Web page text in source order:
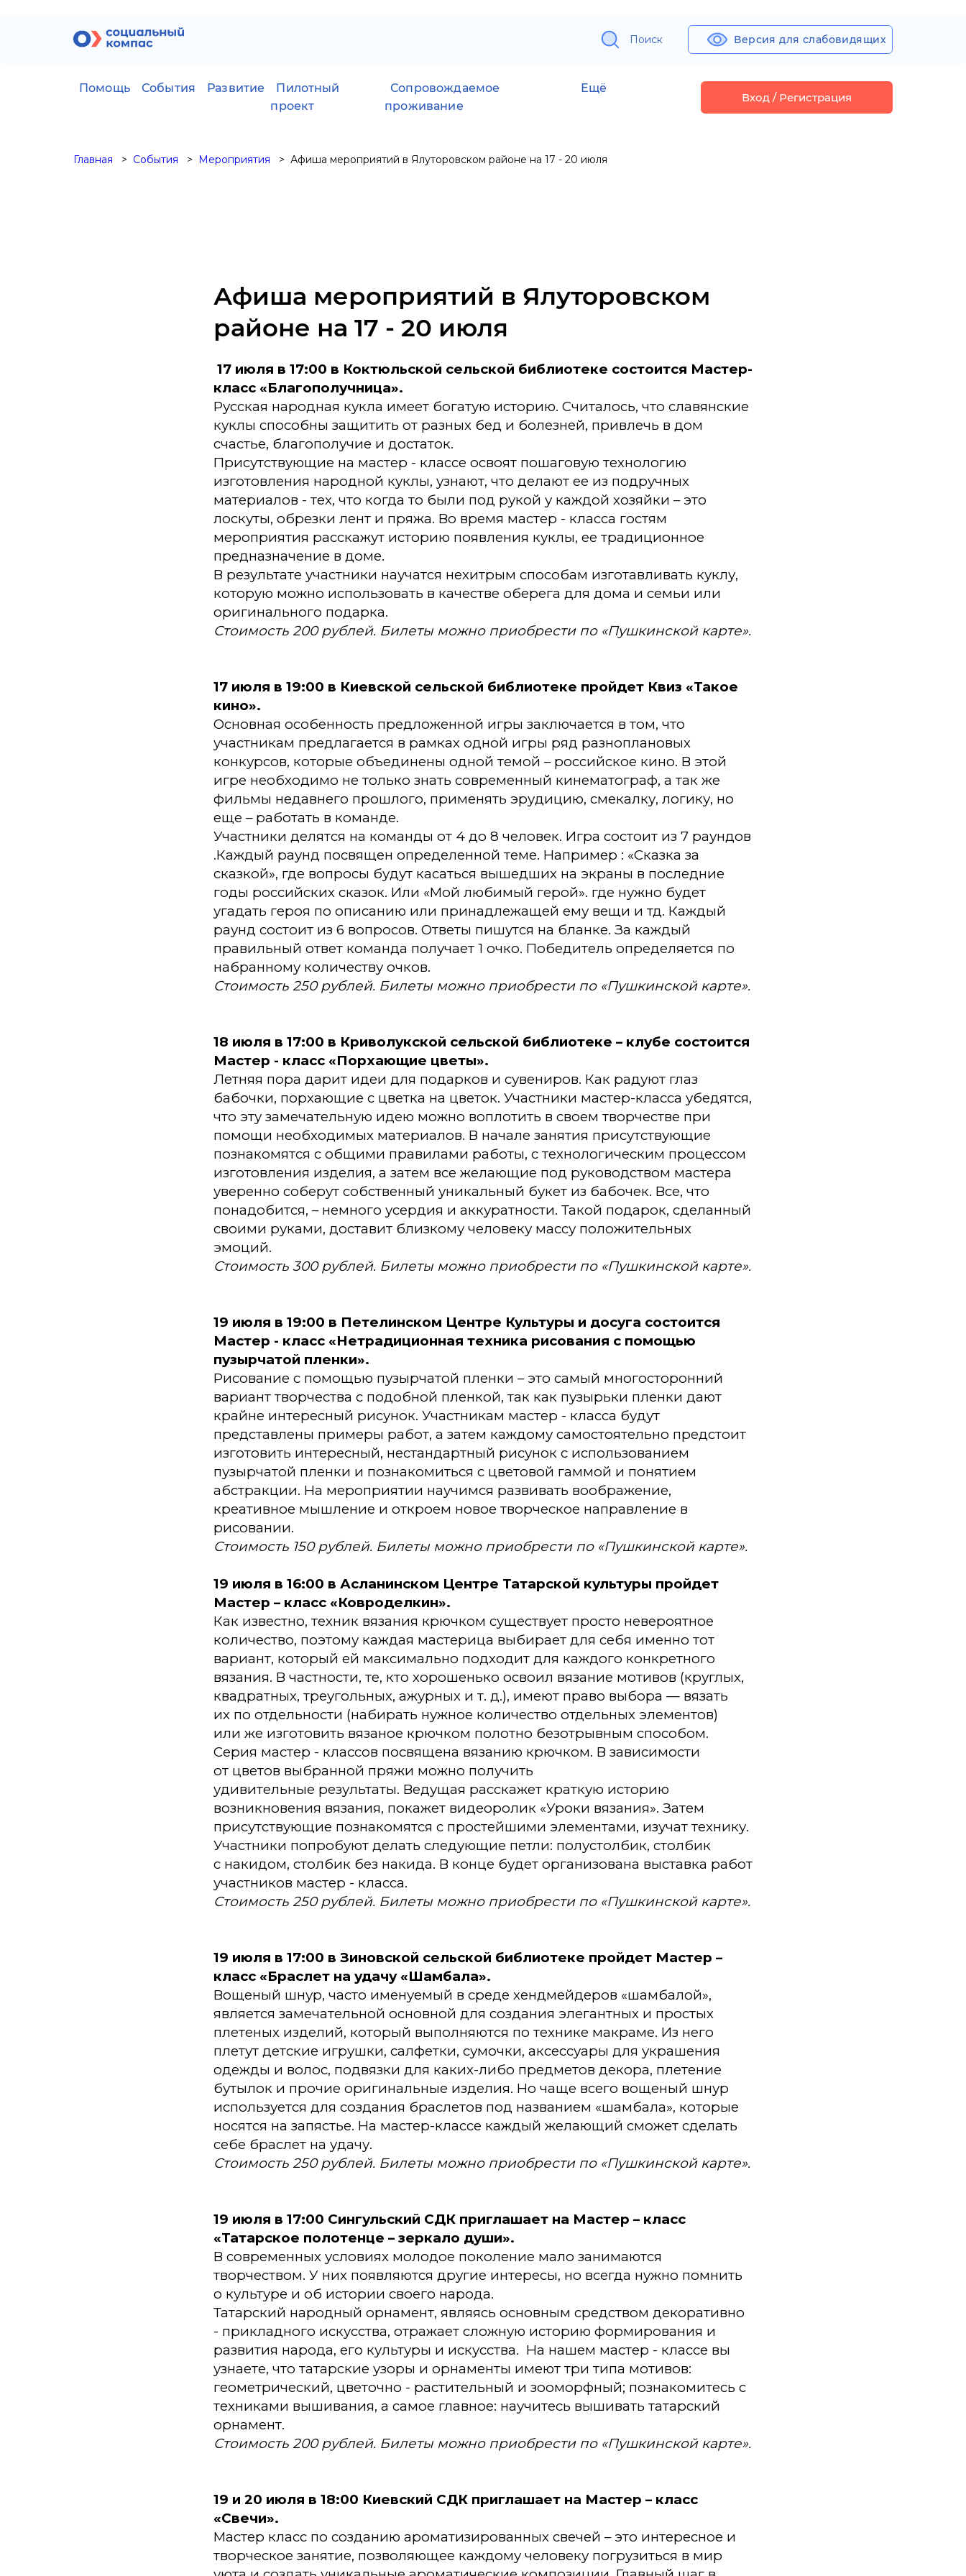
Поиск Версия для слабовидящих
Помощь События Развитие
Пилотный
проект
Сопровождаемое
проживание
Ещё
Вход / Регистрация
Главная События Мероприятия Афиша мероприятий в Ялуторовском районе на 17 - 20 июля
Афиша мероприятий в Ялуторовском
районе на 17 - 20 июля
17 июля в 17:00 в Коктюльской сельской библиотеке состоится Мастер-
класс «Благополучница».
Русская народная кукла имеет богатую историю. Считалось, что славянские
куклы способны защитить от разных бед и болезней, привлечь в дом
счастье, благополучие и достаток.
Присутствующие на мастер - классе освоят пошаговую технологию
изготовления народной куклы, узнают, что делают ее из подручных
материалов - тех, что когда то были под рукой у каждой хозяйки – это
лоскуты, обрезки лент и пряжа. Во время мастер - класса гостям
мероприятия расскажут историю появления куклы, ее традиционное
предназначение в доме.
В результате участники научатся нехитрым способам изготавливать куклу,
которую можно использовать в качестве оберега для дома и семьи или
оригинального подарка.
Стоимость 200 рублей. Билеты можно приобрести по «Пушкинской карте».
17 июля в 19:00 в Киевской сельской библиотеке пройдет Квиз «Такое
кино».
Основная особенность предложенной игры заключается в том, что
участникам предлагается в рамках одной игры ряд разноплановых
конкурсов, которые объединены одной темой – российское кино. В этой
игре необходимо не только знать современный кинематограф, а так же
фильмы недавнего прошлого, применять эрудицию, смекалку, логику, но
еще – работать в команде.
Участники делятся на команды от 4 до 8 человек. Игра состоит из 7 раундов
.Каждый раунд посвящен определенной теме. Например : «Сказка за
сказкой», где вопросы будут касаться вышедших на экраны в последние
годы российских сказок. Или «Мой любимый герой». где нужно будет
угадать героя по описанию или принадлежащей ему вещи и тд. Каждый
раунд состоит из 6 вопросов. Ответы пишутся на бланке. За каждый
правильный ответ команда получает 1 очко. Победитель определяется по
набранному количеству очков.
Стоимость 250 рублей. Билеты можно приобрести по «Пушкинской карте».
18 июля в 17:00 в Криволукской сельской библиотеке – клубе состоится
Мастер - класс «Порхающие цветы».
Летняя пора дарит идеи для подарков и сувениров. Как радуют глаз
бабочки, порхающие с цветка на цветок. Участники мастер-класса убедятся,
что эту замечательную идею можно воплотить в своем творчестве при
помощи необходимых материалов. В начале занятия присутствующие
познакомятся с общими правилами работы, с технологическим процессом
изготовления изделия, а затем все желающие под руководством мастера
уверенно соберут собственный уникальный букет из бабочек. Все, что
понадобится, – немного усердия и аккуратности. Такой подарок, сделанный
своими руками, доставит близкому человеку массу положительных
эмоций.
Стоимость 300 рублей. Билеты можно приобрести по «Пушкинской карте».
19 июля в 19:00 в Петелинском Центре Культуры и досуга состоится
Мастер - класс «Нетрадиционная техника рисования с помощью
пузырчатой пленки».
Рисование с помощью пузырчатой пленки – это самый многосторонний
вариант творчества с подобной пленкой, так как пузырьки пленки дают
крайне интересный рисунок. Участникам мастер - класса будут
представлены примеры работ, а затем каждому самостоятельно предстоит
изготовить интересный, нестандартный рисунок с использованием
пузырчатой пленки и познакомиться с цветовой гаммой и понятием
абстракции. На мероприятии научимся развивать воображение,
креативное мышление и откроем новое творческое направление в
рисовании.
Стоимость 150 рублей. Билеты можно приобрести по «Пушкинской карте».
19 июля в 16:00 в Асланинском Центре Татарской культуры пройдет
Мастер – класс «Ковроделкин».
Как известно, техник вязания крючком существует просто невероятное
количество, поэтому каждая мастерица выбирает для себя именно тот
вариант, который ей максимально подходит для каждого конкретного
вязания. В частности, те, кто хорошенько освоил вязание мотивов (круглых,
квадратных, треугольных, ажурных и т. д.), имеют право выбора — вязать
их по отдельности (набирать нужное количество отдельных элементов)
или же изготовить вязаное крючком полотно безотрывным способом.
Серия мастер - классов посвящена вязанию крючком. В зависимости
от цветов выбранной пряжи можно получить
удивительные результаты. Ведущая расскажет краткую историю
возникновения вязания, покажет видеоролик «Уроки вязания». Затем
присутствующие познакомятся с простейшими элементами, изучат технику.
Участники попробуют делать следующие петли: полустолбик, столбик
с накидом, столбик без накида. В конце будет организована выставка работ
участников мастер - класса.
Стоимость 250 рублей. Билеты можно приобрести по «Пушкинской карте».
19 июля в 17:00 в Зиновской сельской библиотеке пройдет Мастер –
класс «Браслет на удачу «Шамбала».
Вощеный шнур, часто именуемый в среде хендмейдеров «шамбалой»,
является замечательной основной для создания элегантных и простых
плетеных изделий, который выполняются по технике макраме. Из него
плетут детские игрушки, салфетки, сумочки, аксессуары для украшения
одежды и волос, подвязки для каких-либо предметов декора, плетение
бутылок и прочие оригинальные изделия. Но чаще всего вощеный шнур
используется для создания браслетов под названием «шамбала», которые
носятся на запястье. На мастер-классе каждый желающий сможет сделать
себе браслет на удачу.
Стоимость 250 рублей. Билеты можно приобрести по «Пушкинской карте».
19 июля в 17:00 Сингульский СДК приглашает на Мастер – класс
«Татарское полотенце – зеркало души».
В современных условиях молодое поколение мало занимаются
творчеством. У них появляются другие интересы, но всегда нужно помнить
о культуре и об истории своего народа.
Татарский народный орнамент, являясь основным средством декоративно
- прикладного искусства, отражает сложную историю формирования и
развития народа, его культуры и искусства. На нашем мастер - классе вы
узнаете, что татарские узоры и орнаменты имеют три типа мотивов:
геометрический, цветочно - растительный и зооморфный; познакомитесь с
техниками вышивания, а самое главное: научитесь вышивать татарский
орнамент.
Стоимость 200 рублей. Билеты можно приобрести по «Пушкинской карте».
19 и 20 июля в 18:00 Киевский СДК приглашает на Мастер – класс
«Свечи».
Мастер класс по созданию ароматизированных свечей – это интересное и
творческое занятие, позволяющее каждому человеку погрузиться в мир